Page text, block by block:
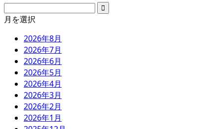
月を選択
2026年8月
2026年7月
2026年6月
2026年5月
2026年4月
2026年3月
2026年2月
2026年1月